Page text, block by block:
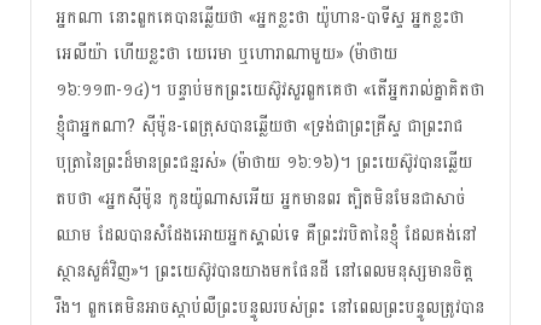
អ្នកណា នោះ​ពួកគេ​បាន​ឆ្លើយ​ថា «អ្នកខ្លះ​ថា យ៉ូហាន-បាទីស្ទ អ្នកខ្លះ​ថា
អេលីយ៉ា ហើយ​ខ្លះ​ថា យេរេមា ឬ​ហោរា​ណាមួយ» (ម៉ាថាយ
១៦:១១៣-១៤)។ បន្ទាប់​មក​ព្រះ​យេស៊ូវ​សួរ​ពួកគេ​ថា «តើ​អ្នក​រាល់​គ្នា​គិតថា​
ខ្ញុំ​ជា​អ្នកណា? ស៊ីម៉ូន​-ពេត្រុស​បាន​ឆ្លើយ​ថា «ទ្រង់​ជា​ព្រះគ្រីស្ទ ជា​ព្រះ​រាជ
បុត្រា​នៃ​ព្រះ​ដ៏​មាន​ព្រះ​ជន្ម​រស់» (ម៉ាថាយ ១៦:១៦)។ ព្រះ​យេស៊ូវ​បាន​ឆ្លើយ​
តប​ថា «អ្នក​ស៊ីម៉ូន កូន​យ៉ូណាស​អើយ អ្នក​មាន​ពរ ត្បិត​មិន​មែន​ជា​សាច់​​
ឈាម​ ដែល​​បាន​សំដែង​អោយ​អ្នក​ស្គាល់​ទេ គឺ​ព្រះវរបិតា​នៃ​ខ្ញុំ ដែល​គង់​នៅ​
ស្ថាន​សួគ៌​វិញ»។ ព្រះ​យេស៊ូវ​បាន​យាង​មក​ផែនដី​ នៅពេល​មនុស្ស​មាន​ចិត្ត​
រឹង។ ពួកគេ​មិន​អាច​ស្តាប់​លឺ​​ព្រះ​បន្ទូល​របស់​ព្រះ នៅពេល​ព្រះបន្ទូល​​ត្រូវ​បាន​